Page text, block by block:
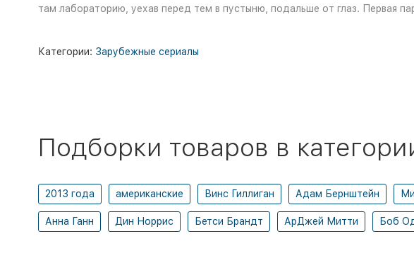
там лабораторию, уехав перед тем в пустыню, подальше от глаз. Первая
Категории: Зарубежные сериалы
Подборки товаров в
2013 года американские Винс Гиллиган Адам Бернштейн
Анна Ганн Дин Норрис Бетси Брандт АрДжей Митти Боб